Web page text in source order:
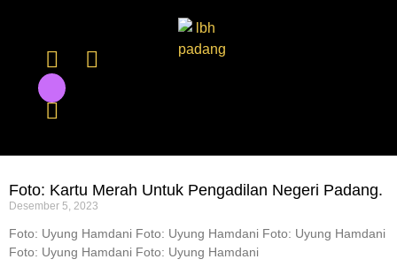
Foto: Kartu Merah Untuk Pengadilan Negeri Padang.
Desember 5, 2023
Foto: Uyung Hamdani Foto: Uyung Hamdani Foto: Uyung Hamdani
Foto: Uyung Hamdani Foto: Uyung Hamdani